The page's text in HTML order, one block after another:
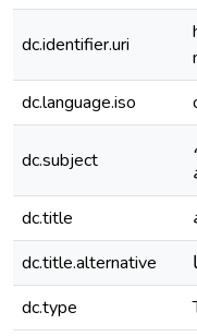
dc.identifier.uri
dc.language.iso
dc.subject
،الدبلوماسية ،الثقافية، الهيب هوب
dc.title
dc.title.alternative
dc.type